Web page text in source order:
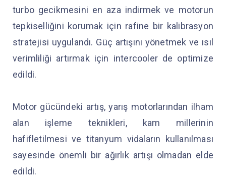
turbo gecikmesini en aza indirmek ve motorun
tepkiselliğini korumak için rafine bir kalibrasyon
stratejisi uygulandı. Güç artışını yönetmek ve ısıl
verimliliği artırmak için intercooler de optimize
edildi.
Motor gücündeki artış, yarış motorlarından ilham
alan işleme teknikleri, kam millerinin
hafifletilmesi ve titanyum vidaların kullanılması
sayesinde önemli bir ağırlık artışı olmadan elde
edildi.